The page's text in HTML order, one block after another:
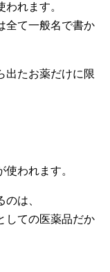
れます。
全て一般名で書か
出たお薬だけに限
われます。
は、
しての医薬品だか